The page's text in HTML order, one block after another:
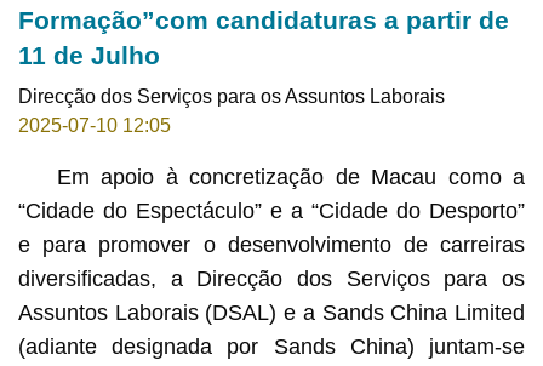
Formação”com candidaturas a partir de
11 de Julho
Direcção dos Serviços para os Assuntos Laborais
2025-07-10 12:05
Em apoio à concretização de Macau como a
“Cidade do Espectáculo” e a “Cidade do Desporto”
e para promover o desenvolvimento de carreiras
diversificadas, a Direcção dos Serviços para os
Assuntos Laborais (DSAL) e a Sands China Limited
(adiante designada por Sands China) juntam-se